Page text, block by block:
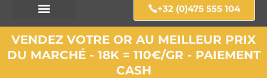
+32 (0)475 555 104
VENDEZ VOTRE OR AU MEILLEUR PRIX
DU MARCHÉ - 18K = 110€/GR - PAIEMENT
CASH